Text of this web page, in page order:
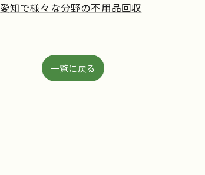
愛知で様々な分野の不用品回収
一覧に戻る